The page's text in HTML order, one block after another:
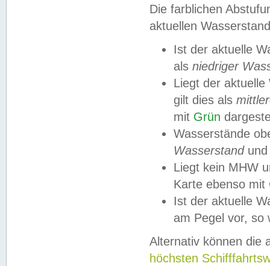
Die farblichen
aktuellen
Ist der aktuelle
als niedriger
Liegt der
gilt dies als
mit Grün
Wasserstände
Wasserstandund
Liegt kein MHW
Karte ebenso mit
Ist der aktuelle
am Pegel vor,
Alternativ können die
höchsten